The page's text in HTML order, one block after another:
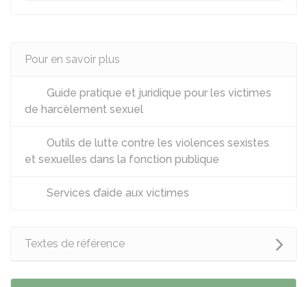
Pour en savoir plus
Guide pratique et juridique pour les victimes
de harcèlement sexuel
Outils de lutte contre les violences sexistes
et sexuelles dans la fonction publique
Services d’aide aux victimes
Textes de référence